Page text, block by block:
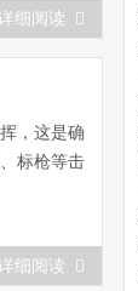
详细阅读
，这是确
标枪等击
详细阅读